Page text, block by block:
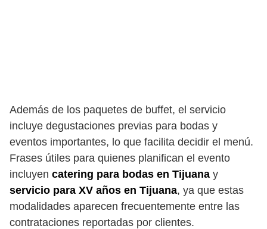
Además de los paquetes de buffet, el servicio
incluye degustaciones previas para bodas y
eventos importantes, lo que facilita decidir el menú.
Frases útiles para quienes planifican el evento
incluyen catering para bodas en Tijuana y
servicio para XV años en Tijuana, ya que estas
modalidades aparecen frecuentemente entre las
contrataciones reportadas por clientes.